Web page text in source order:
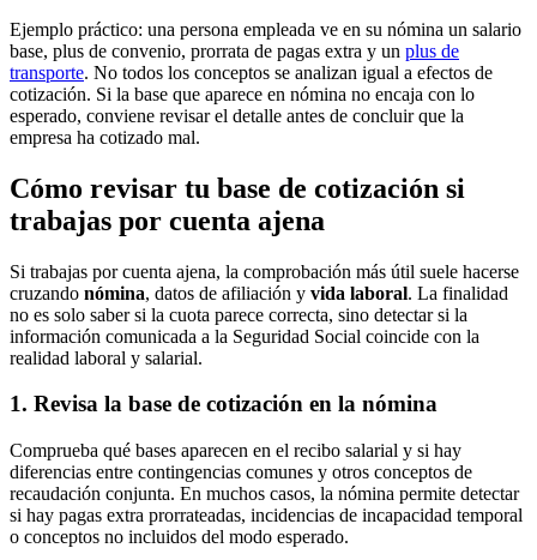
Ejemplo práctico: una persona empleada ve en su nómina un salario
base, plus de convenio, prorrata de pagas extra y un plus de
transporte. No todos los conceptos se analizan igual a efectos de
cotización. Si la base que aparece en nómina no encaja con lo
esperado, conviene revisar el detalle antes de concluir que la
empresa ha cotizado mal.
Cómo revisar tu base de cotización si
trabajas por cuenta ajena
Si trabajas por cuenta ajena, la comprobación más útil suele hacerse
cruzando nómina, datos de afiliación y vida laboral. La finalidad
no es solo saber si la cuota parece correcta, sino detectar si la
información comunicada a la Seguridad Social coincide con la
realidad laboral y salarial.
1. Revisa la base de cotización en la nómina
Comprueba qué bases aparecen en el recibo salarial y si hay
diferencias entre contingencias comunes y otros conceptos de
recaudación conjunta. En muchos casos, la nómina permite detectar
si hay pagas extra prorrateadas, incidencias de incapacidad temporal
o conceptos no incluidos del modo esperado.